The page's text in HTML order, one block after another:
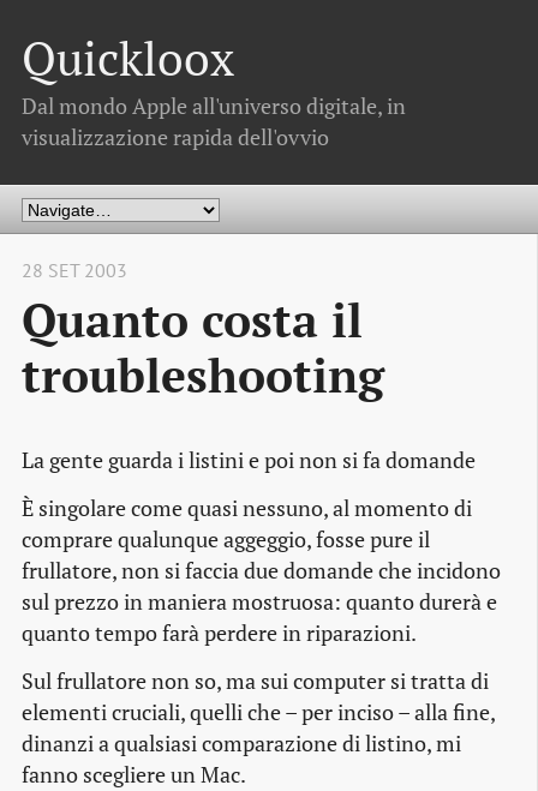
Quickloox
Dal mondo Apple all'universo digitale, in
visualizzazione rapida dell'ovvio
28 SET 2003
Quanto costa il
troubleshooting
La gente guarda i listini e poi non si fa domande
È singolare come quasi nessuno, al momento di
comprare qualunque aggeggio, fosse pure il
frullatore, non si faccia due domande che incidono
sul prezzo in maniera mostruosa: quanto durerà e
quanto tempo farà perdere in riparazioni.
Sul frullatore non so, ma sui computer si tratta di
elementi cruciali, quelli che – per inciso – alla fine,
dinanzi a qualsiasi comparazione di listino, mi
fanno scegliere un Mac.